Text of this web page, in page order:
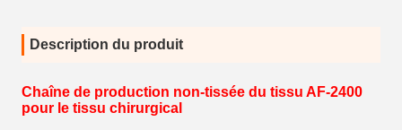
Description du produit
Chaîne de production non-tissée du tissu AF-2400
pour le tissu chirurgical